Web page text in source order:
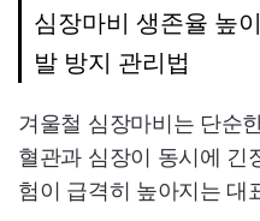
심장마비 생존율 높
발 방지 관리법
겨울철 심장마비는 단순
혈관과 심장이 동시에 긴
험이 급격히 높아지는 대